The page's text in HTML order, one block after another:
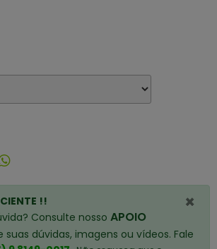
×
!!
Consulte nosso APOIO
suas dúvidas, imagens ou vídeos. Fale